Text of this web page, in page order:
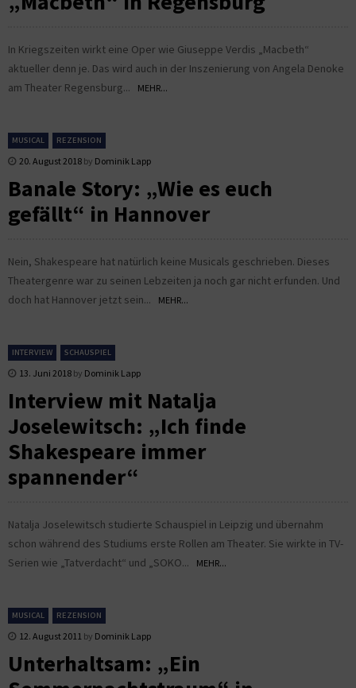
In Kriegszeiten wirkt eine Oper wie Giuseppe Verdis „Macbeth“
aktueller denn je. Das wird auch in der Inszenierung von Angela Denoke
am Theater Regensburg...
MEHR...
MUSICAL REZENSION
20. August 2018 by Dominik Lapp
Banale Story: „Wie es euch
gefällt“ in Hannover
Nein, Shakespeare hat natürlich keine Musicals geschrieben. Dieses
Theatergenre war zu seinen Lebzeiten ja noch gar nicht erfunden. Und
doch hat Hannover jetzt sein...
MEHR...
INTERVIEW SCHAUSPIEL
13. Juni 2018 by Dominik Lapp
Interview mit Natalja
Joselewitsch: „Ich finde
Shakespeare immer
spannender“
Natalja Joselewitsch studierte Schauspiel in Leipzig und übernahm
schon während des Studiums erste Rollen am Theater. Sie wirkte in TV-
Serien wie „Tatverdacht“ und „SOKO...
MEHR...
MUSICAL REZENSION
12. August 2011 by Dominik Lapp
Unterhaltsam: „Ein